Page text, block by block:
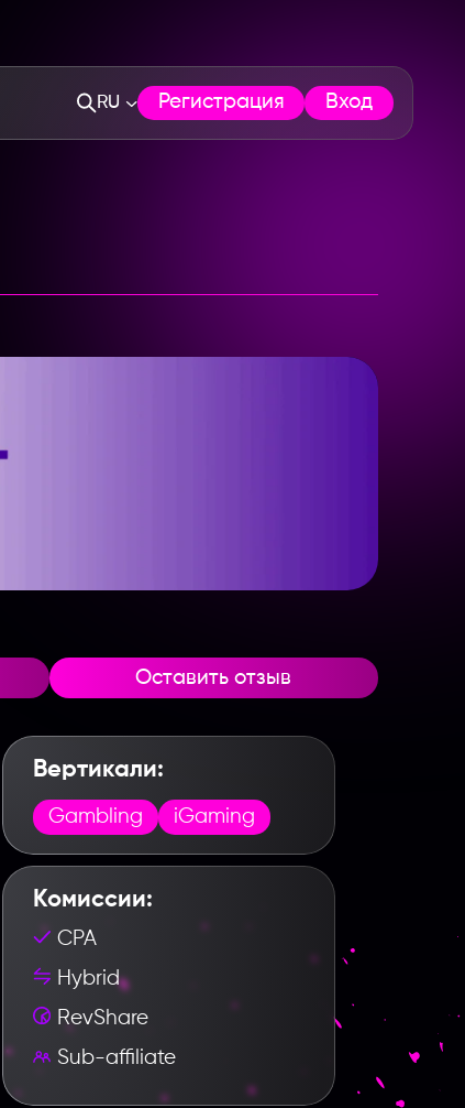
RU Регистрация Вход
Оставить отзыв
Вертикали:
Gambling iGaming
Комиссии:
CPA
Hybrid
RevShare
Sub-affiliate